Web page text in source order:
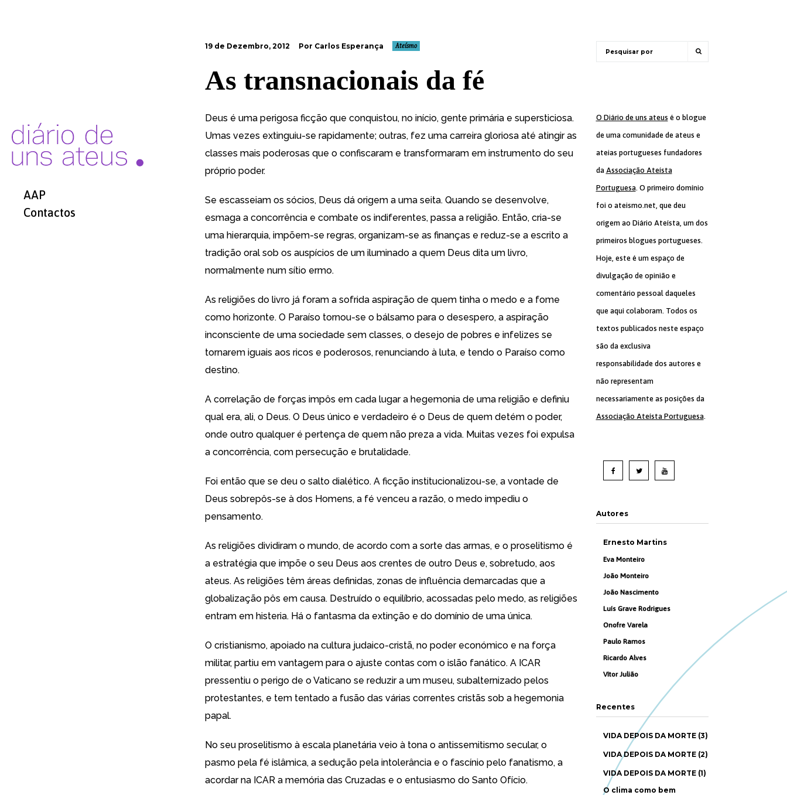
AAP
Contactos
19 de Dezembro, 2012 Por Carlos Esperança Ateísmo
As transnacionais da fé
Deus é uma perigosa ficção que conquistou, no início, gente primária e supersticiosa.
Umas vezes extinguiu-se rapidamente; outras, fez uma carreira gloriosa até atingir as
classes mais poderosas que o confiscaram e transformaram em instrumento do seu
próprio poder.
Se escasseiam os sócios, Deus dá origem a uma seita. Quando se desenvolve,
esmaga a concorrência e combate os indiferentes, passa a religião. Então, cria-se
uma hierarquia, impõem-se regras, organizam-se as finanças e reduz-se a escrito a
tradição oral sob os auspícios de um iluminado a quem Deus dita um livro,
normalmente num sítio ermo.
As religiões do livro já foram a sofrida aspiração de quem tinha o medo e a fome
como horizonte. O Paraíso tornou-se o bálsamo para o desespero, a aspiração
inconsciente de uma sociedade sem classes, o desejo de pobres e infelizes se
tornarem iguais aos ricos e poderosos, renunciando à luta, e tendo o Paraíso como
destino.
A correlação de forças impôs em cada lugar a hegemonia de uma religião e definiu
qual era, ali, o Deus. O Deus único e verdadeiro é o Deus de quem detém o poder,
onde outro qualquer é pertença de quem não preza a vida. Muitas vezes foi expulsa
a concorrência, com persecução e brutalidade.
Foi então que se deu o salto dialético. A ficção institucionalizou-se, a vontade de
Deus sobrepôs-se à dos Homens, a fé venceu a razão, o medo impediu o
pensamento.
As religiões dividiram o mundo, de acordo com a sorte das armas, e o proselitismo é
a estratégia que impõe o seu Deus aos crentes de outro Deus e, sobretudo, aos
ateus. As religiões têm áreas definidas, zonas de influência demarcadas que a
globalização pôs em causa. Destruído o equilíbrio, acossadas pelo medo, as religiões
entram em histeria. Há o fantasma da extinção e do domínio de uma única.
O cristianismo, apoiado na cultura judaico-cristã, no poder económico e na força
militar, partiu em vantagem para o ajuste contas com o islão fanático. A ICAR
pressentiu o perigo de o Vaticano se reduzir a um museu, subalternizado pelos
protestantes, e tem tentado a fusão das várias correntes cristãs sob a hegemonia
papal.
No seu proselitismo à escala planetária veio à tona o antissemitismo secular, o
pasmo pela fé islâmica, a sedução pela intolerância e o fascínio pelo fanatismo, a
acordar na ICAR a memória das Cruzadas e o entusiasmo do Santo Ofício.
O Diário de uns ateus é o blogue
de uma comunidade de ateus e
ateias portugueses fundadores
da Associação Ateísta
Portuguesa. O primeiro domínio
foi o ateismo.net, que deu
origem ao Diário Ateísta, um dos
primeiros blogues portugueses.
Hoje, este é um espaço de
divulgação de opinião e
comentário pessoal daqueles
que aqui colaboram. Todos os
textos publicados neste espaço
são da exclusiva
responsabilidade dos autores e
não representam
necessariamente as posições da
Associação Ateísta Portuguesa.
Autores
Ernesto Martins
Eva Monteiro
João Monteiro
João Nascimento
Luís Grave Rodrigues
Onofre Varela
Paulo Ramos
Ricardo Alves
Vítor Julião
Recentes
VIDA DEPOIS DA MORTE (3)
VIDA DEPOIS DA MORTE (2)
VIDA DEPOIS DA MORTE (1)
O clima como bem